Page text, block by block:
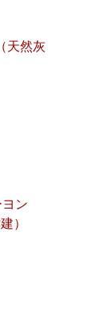
天然灰
ン
）